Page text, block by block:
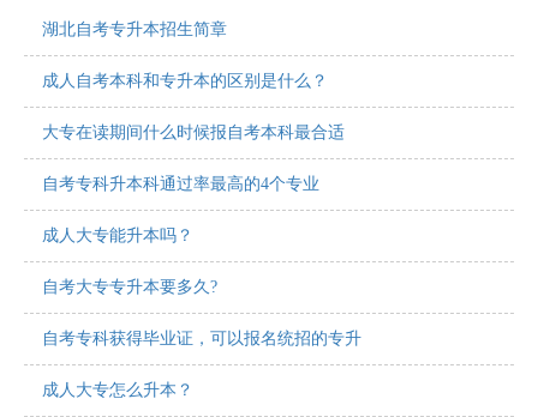
湖北自考专升本招生简章
成人自考本科和专升本的区别是什么？
大专在读期间什么时候报自考本科最合适
自考专科升本科通过率最高的4个专业
成人大专能升本吗？
自考大专专升本要多久?
自考专科获得毕业证，可以报名统招的专升
成人大专怎么升本？